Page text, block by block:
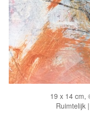
19 x 14 cm,
Ruimtelijk